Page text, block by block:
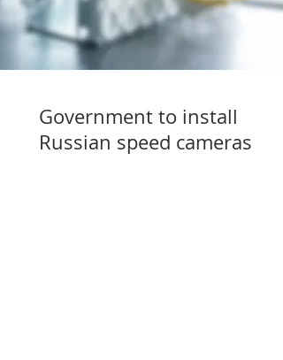
Government to install
Russian speed cameras